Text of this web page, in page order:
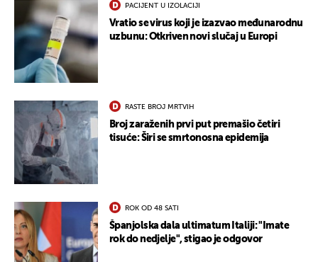
PACIJENT U IZOLACIJI
Vratio se virus koji je izazvao međunarodnu
uzbunu: Otkriven novi slučaj u Europi
RASTE BROJ MRTVIH
Broj zaraženih prvi put premašio četiri
tisuće: Širi se smrtonosna epidemija
ROK OD 48 SATI
Španjolska dala ultimatum Italiji: "Imate
rok do nedjelje", stigao je odgovor